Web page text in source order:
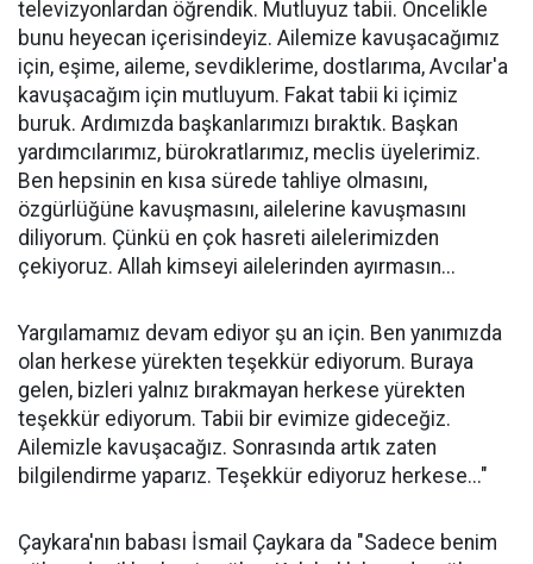
televizyonlardan öğrendik. Mutluyuz tabii. Öncelikle
bunu heyecan içerisindeyiz. Ailemize kavuşacağımız
için, eşime, aileme, sevdiklerime, dostlarıma, Avcılar'a
kavuşacağım için mutluyum. Fakat tabii ki içimiz
buruk. Ardımızda başkanlarımızı bıraktık. Başkan
yardımcılarımız, bürokratlarımız, meclis üyelerimiz.
Ben hepsinin en kısa sürede tahliye olmasını,
özgürlüğüne kavuşmasını, ailelerine kavuşmasını
diliyorum. Çünkü en çok hasreti ailelerimizden
çekiyoruz. Allah kimseyi ailelerinden ayırmasın...
Yargılamamız devam ediyor şu an için. Ben yanımızda
olan herkese yürekten teşekkür ediyorum. Buraya
gelen, bizleri yalnız bırakmayan herkese yürekten
teşekkür ediyorum. Tabii bir evimize gideceğiz.
Ailemizle kavuşacağız. Sonrasında artık zaten
bilgilendirme yaparız. Teşekkür ediyoruz herkese..."
Çaykara'nın babası İsmail Çaykara da "Sadece benim